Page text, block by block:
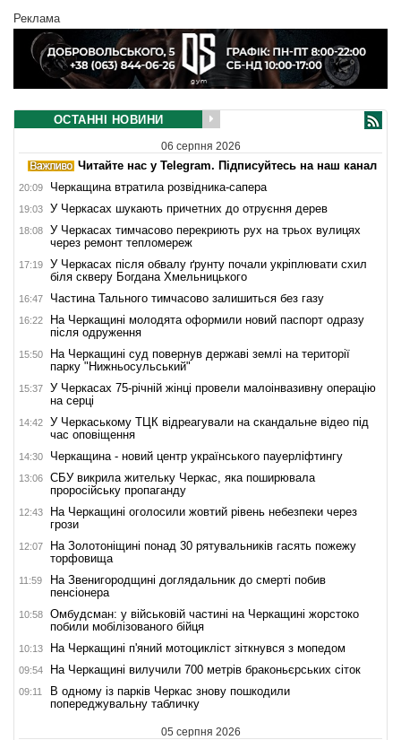
Реклама
ОСТАННІ НОВИНИ
06 серпня 2026
Читайте нас у Telegram. Підписуйтесь на наш канал
20:09 Черкащина втратила розвідника-сапера
19:03 У Черкасах шукають причетних до отруєння дерев
18:08
У Черкасах тимчасово перекриють рух на трьох вулицях
через ремонт тепломереж
17:19
У Черкасах після обвалу ґрунту почали укріплювати схил
біля скверу Богдана Хмельницького
16:47 Частина Тального тимчасово залишиться без газу
16:22
На Черкащині молодята оформили новий паспорт одразу
після одруження
15:50
На Черкащині суд повернув державі землі на території
парку "Нижньосульський"
15:37
У Черкасах 75-річній жінці провели малоінвазивну операцію
на серці
14:42
У Черкаському ТЦК відреагували на скандальне відео під
час оповіщення
14:30 Черкащина - новий центр українського пауерліфтингу
13:06
СБУ викрила жительку Черкас, яка поширювала
проросійську пропаганду
12:43
На Черкащині оголосили жовтий рівень небезпеки через
грози
12:07
На Золотоніщині понад 30 рятувальників гасять пожежу
торфовища
11:59
На Звенигородщині доглядальник до смерті побив
пенсіонера
10:58
Омбудсман: у військовій частині на Черкащині жорстоко
побили мобілізованого бійця
10:13 На Черкащині п'яний мотоцикліст зіткнувся з мопедом
09:54 На Черкащині вилучили 700 метрів браконьєрських сіток
09:11
В одному із парків Черкас знову пошкодили
попереджувальну табличку
05 серпня 2026